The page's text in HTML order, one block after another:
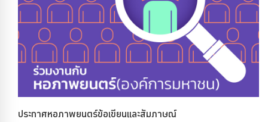
ประกาศหอภาพยนตร์ข้อเขียนและสัมภาษณ์